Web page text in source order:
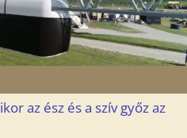
az ész és a szív győz az